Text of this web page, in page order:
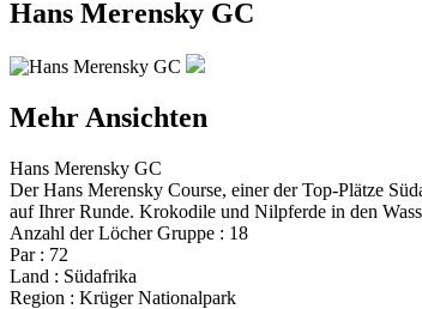
Hans Merensky GC
Mehr Ansichten
Hans Merensky GC
Der Hans Merensky Course, einer der Top-Plätze
auf Ihrer Runde. Krokodile und Nilpferde in den
Anzahl der Löcher Gruppe : 18
Par : 72
Land : Südafrika
Region : Krüger Nationalpark